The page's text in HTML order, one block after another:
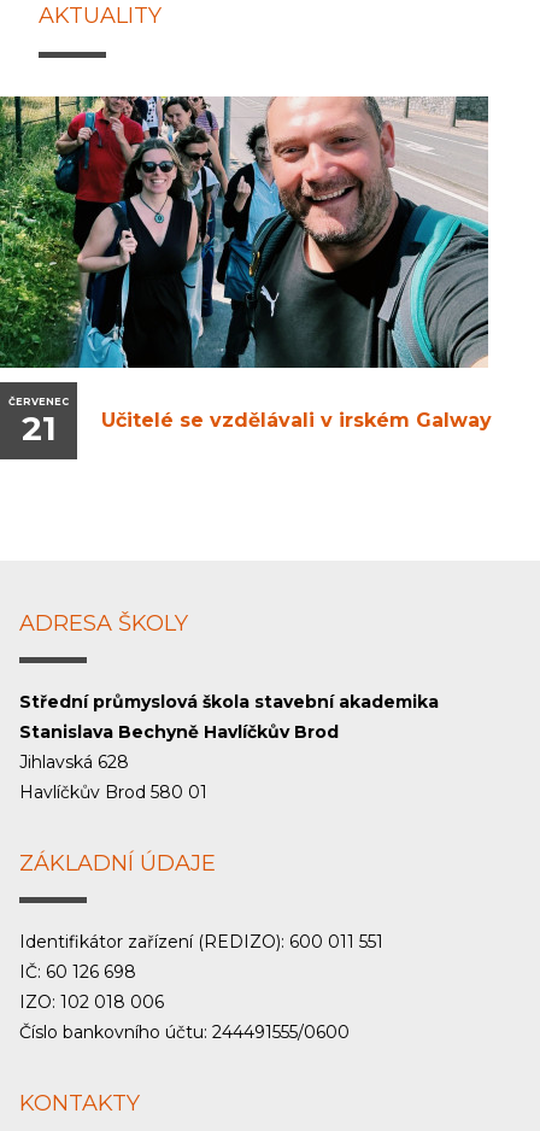
AKTUALITY
ČERVENEC
21 Učitelé se vzdělávali v irském Galway
ADRESA ŠKOLY
Střední průmyslová škola stavební akademika
Stanislava Bechyně Havlíčkův Brod
Jihlavská 628
Havlíčkův Brod 580 01
ZÁKLADNÍ ÚDAJE
Identifikátor zařízení (REDIZO): 600 011 551
IČ: 60 126 698
IZO: 102 018 006
Číslo bankovního účtu: 244491555/0600
KONTAKTY